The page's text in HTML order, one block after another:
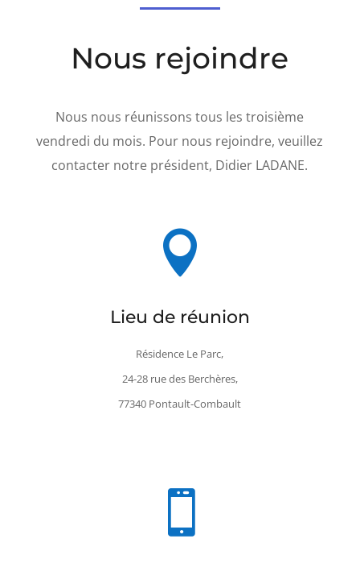
Nous rejoindre
Nous nous réunissons tous les troisième
vendredi du mois. Pour nous rejoindre, veuillez
contacter notre président, Didier LADANE.

Lieu de réunion
Résidence Le Parc,
24-28 rue des Berchères,
77340 Pontault-Combault
